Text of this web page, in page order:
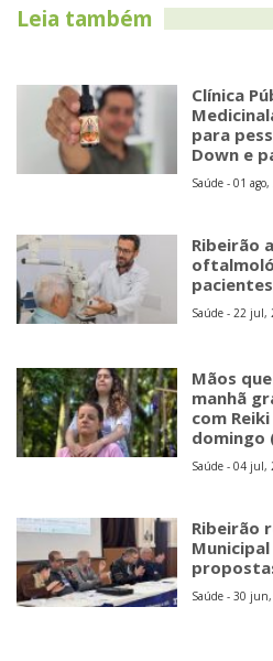
Leia também
Clínica
para
Down e
Saúde - 01
Ribeirão
pacientes
Saúde - 22 jul,
Mãos
manhã
com
domingo
Saúde - 04 jul,
Ribeirão
Saúde - 30